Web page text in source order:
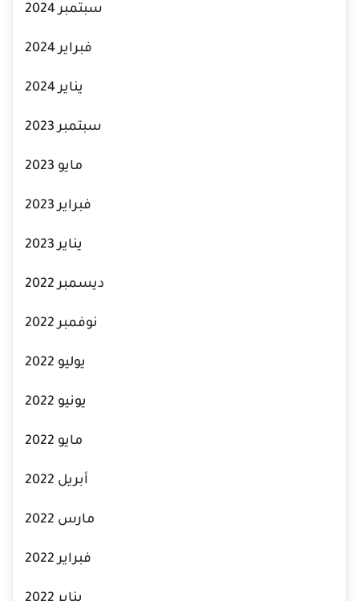
سبتمبر 2024
فبراير 2024
يناير 2024
سبتمبر 2023
مايو 2023
فبراير 2023
يناير 2023
ديسمبر 2022
نوفمبر 2022
يوليو 2022
يونيو 2022
مايو 2022
أبريل 2022
مارس 2022
فبراير 2022